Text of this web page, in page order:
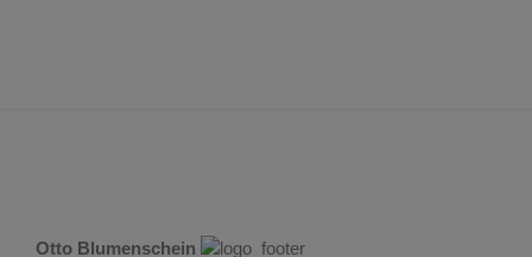
Otto Blumenschein